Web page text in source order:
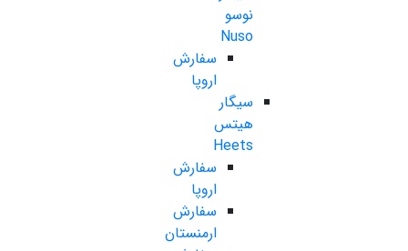
نوسو
Nuso
سفارش
اروپا
سیگار
هیتس
Heets
سفارش
اروپا
سفارش
ارمنستان